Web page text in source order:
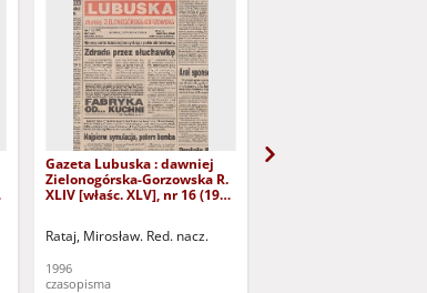
Gazeta Lubuska : dawniej
Zielonogórska-Gorzowska R.
XLIV [właśc. XLV], nr 16 (19
Rataj, Mirosław. Red. nacz.
1996
czasopisma